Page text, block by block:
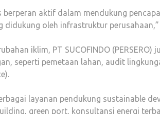
berperan aktif dalam mendukung
didukung oleh infrastruktur
iklim, PT SUCOFINDO (PERSERO)
seperti pemetaan lahan, audit
layanan pendukung sustainable
green port, konsultansi energi